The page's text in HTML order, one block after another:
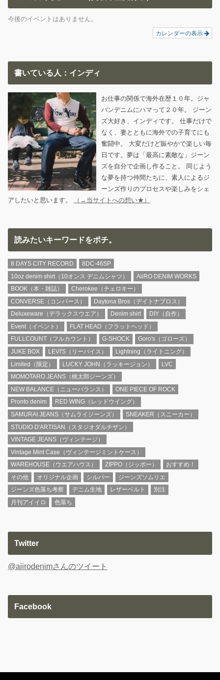
今後のイベントはありません。
カレンダーの表示
書いている人：インディ
お仕事の関係で海外在歴１０年。ジャ
パンデニムにハマって２０年。 ジーン
ズ大好き、インディです。 仕事だけで
なく、妻とともに海外での子育てにも
奮闘中。 大変だけど賑やかで楽しい毎
日です。夢は「最高に素敵な」ジーン
ズを自分で企画し作ること。 同じよう
な夢を持つ仲間たちに、素人によるジ
ーンズ作りのプロセスや楽しみをシェ
アしたいと思います。
（→当サイトへの想い★）
読みたいキーワードをポチ。
8 DAYS CITY RECORD
8DC-46SP
10oz denim shirt（10オンス デニムシャツ）
AiiRO DENIM WORKS
BOOK（本・雑誌）
Cherokee（チェロキー）
CONVERSE（コンバース）
Daytona Bros（デイトナブロス）
Deluxeware（デラックスウエア）
Denim shirt
DIY（自作）
Event（イベント）
FLAT HEAD（フラットヘッド）
FULLCOUNT（フルカウント）
G-SHOCK
Goro's（ゴローズ）
JUKE BOX
LEVI'S（リーバイス）
Lightning（ライトニング）
Limited（限定）
LUCKY JOHN（ラッキージョン）
LVC
MOMOTARO JEANS（桃太郎ジーンズ）
NEW BALANCE（ニューバランス）
ONE PIECE OF ROCK
Pronto denim
RED WING（レッドウイング）
SAMURAI JEANS（サムライジーンズ）
SNEAKER（スニーカー）
STUDIO D'ARTISAN（スタジオダルチザン）
VINTAGE JEANS（ヴィンテージ）
Vintage Mint Case（ヴィンテージミントケース）
WAREHOUSE（ウエアハウス）
ZIPPO（ジッポー）
おすすめ！
その他
オリジナル企画 シルバー
ジーンズソムリエ
ジーンズ色落ち考察
デニム生地 レザーベルト
別注
月刊アイイロ
色落ち
Twitter
@aiirodenimさんのツイート
Facebook